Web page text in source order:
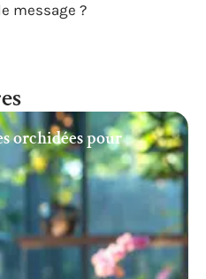
message ?
orchidées pour